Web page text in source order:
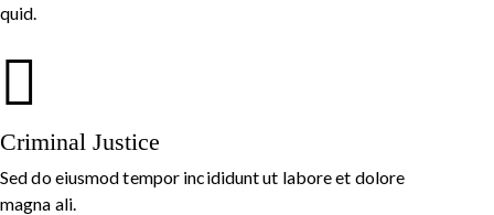
quid.
Criminal Justice
Sed do eiusmod tempor incididunt ut labore et dolore
magna ali.